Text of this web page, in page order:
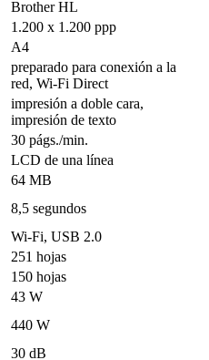
Brother HL
1.200 x 1.200 ppp
A4
preparado para conexión a la
red, Wi-Fi Direct
impresión a doble cara,
impresión de texto
30 págs./min.
LCD de una línea
64 MB
8,5 segundos
Wi-Fi, USB 2.0
251 hojas
150 hojas
43 W
440 W
30 dB